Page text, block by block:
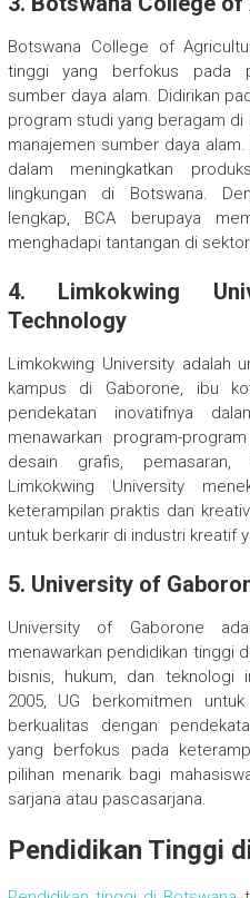
Botswana College of
tinggi yang berfokus pada
sumber daya alam. Didirikan
program studi yang beragam di
manajemen sumber daya
dalam meningkatkan
lingkungan di Botswana.
lengkap, BCA berupaya
menghadapi tantangan di
4. Limkokwing
Technology
Limkokwing University adalah
kampus di Gaborone, ibu
pendekatan inovatifnya
menawarkan program-
desain grafis, pemasaran,
Limkokwing University
keterampilan praktis dan
untuk berkarir di industri kreatif
5. University of
University of Gaborone
menawarkan pendidikan tinggi
bisnis, hukum, dan teknologi
2005, UG berkomitmen
berkualitas dengan
yang berfokus pada
pilihan menarik bagi
sarjana atau pascasarjana.
Pendidikan Tinggi